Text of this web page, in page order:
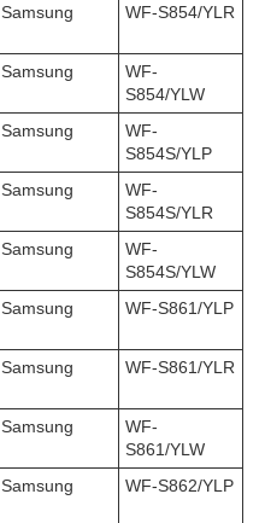
Samsung WF-S854/YLR
Samsung
WF-
S854/YLW
Samsung
WF-
S854S/YLP
Samsung
WF-
S854S/YLR
Samsung
WF-
S854S/YLW
Samsung WF-S861/YLP
Samsung WF-S861/YLR
Samsung
WF-
S861/YLW
Samsung WF-S862/YLP